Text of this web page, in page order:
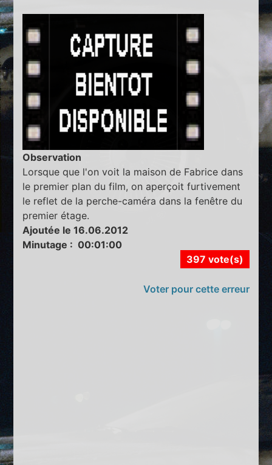
Observation
Lorsque que l'on voit la maison de Fabrice dans
le premier plan du film, on aperçoit furtivement
le reflet de la perche-caméra dans la fenêtre du
premier étage.
Ajoutée le 16.06.2012
Minutage : 00:01:00
397 vote(s)
Voter pour cette erreur